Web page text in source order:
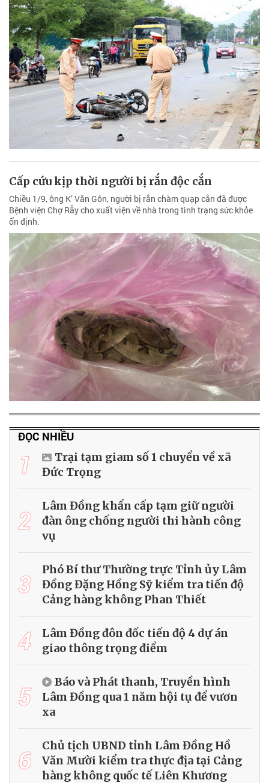
Cấp cứu kịp thời người bị rắn độc cắn
Chiều 1/9, ông K’ Văn Gôn, người bị rắn chàm quạp cắn đã được
Bệnh viện Chợ Rẫy cho xuất viện về nhà trong tình trạng sức khỏe
ổn định.
ĐỌC NHIỀU
1
Trại tạm giam số 1 chuyển về xã
Đức Trọng
2
Lâm Đồng khẩn cấp tạm giữ người
đàn ông chống người thi hành công
vụ
3
Phó Bí thư Thường trực Tỉnh ủy Lâm
Đồng Đặng Hồng Sỹ kiểm tra tiến độ
Cảng hàng không Phan Thiết
4
Lâm Đồng đôn đốc tiến độ 4 dự án
giao thông trọng điểm
5
Báo và Phát thanh, Truyền hình
Lâm Đồng qua 1 năm hội tụ để vươn
xa
6
Chủ tịch UBND tỉnh Lâm Đồng Hồ
Văn Mười kiểm tra thực địa tại Cảng
hàng không quốc tế Liên Khương